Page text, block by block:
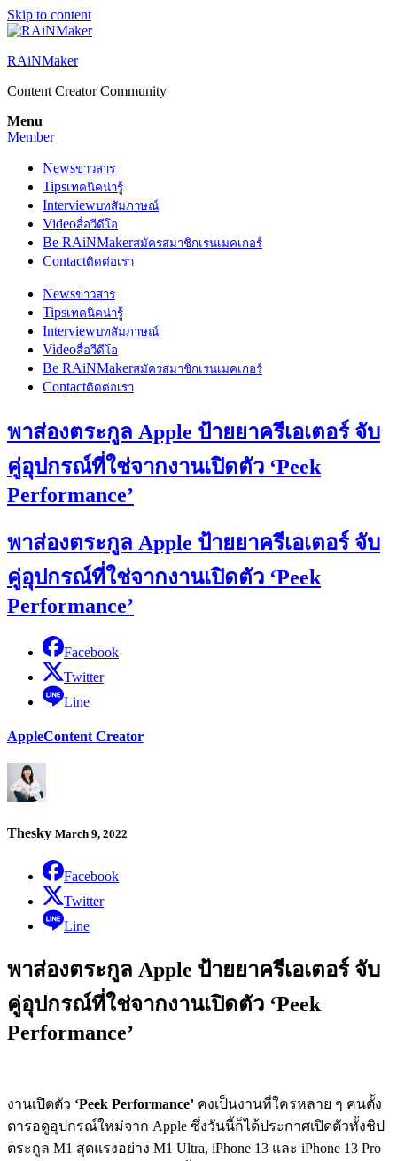
Skip to content
RAiNMaker
Content Creator Community
Menu
Member
Newsข่าวสาร
Tipsเทคนิคน่ารู้
Interviewบทสัมภาษณ์
Videoสื่อวีดีโอ
Be RAiNMakerสมัครสมาชิกเรนเมคเกอร์
Contactติดต่อเรา
Newsข่าวสาร
Tipsเทคนิคน่ารู้
Interviewบทสัมภาษณ์
Videoสื่อวีดีโอ
Be RAiNMakerสมัครสมาชิกเรนเมคเกอร์
Contactติดต่อเรา
พาส่องตระกูล Apple ป้ายยาครีเอเตอร์ จับ
คู่อุปกรณ์ที่ใช่จากงานเปิดตัว ‘Peek
Performance’
พาส่องตระกูล Apple ป้ายยาครีเอเตอร์ จับ
คู่อุปกรณ์ที่ใช่จากงานเปิดตัว ‘Peek
Performance’
Facebook
Twitter
Line
AppleContent Creator
Thesky March 9, 2022
Facebook
Twitter
Line
พาส่องตระกูล Apple ป้ายยาครีเอเตอร์ จับ
คู่อุปกรณ์ที่ใช่จากงานเปิดตัว ‘Peek
Performance’
งานเปิดตัว ‘Peek Performance’ คงเป็นงานที่ใครหลาย ๆ คนตั้ง
ตารอดูอุปกรณ์ใหม่จาก Apple ซึ่งวันนี้ก็ได้ประกาศเปิดตัวทั้งชิป
ตระกูล M1 สุดแรงอย่าง M1 Ultra, iPhone 13 และ iPhone 13 Pro